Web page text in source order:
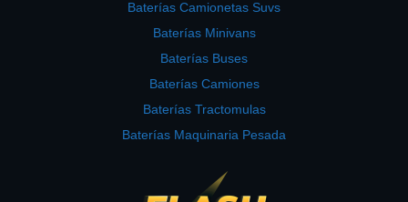
Baterías Camionetas Suvs
Baterías Minivans
Baterías Buses
Baterías Camiones
Baterías Tractomulas
Baterías Maquinaria Pesada